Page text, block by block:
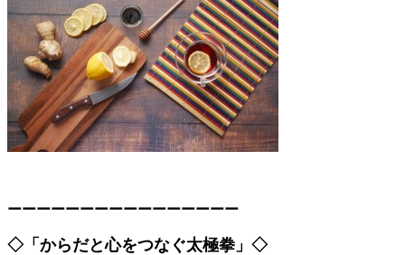
ーーーーーーーーーーーーーーーー
◇「からだと心をつなぐ太極拳」◇